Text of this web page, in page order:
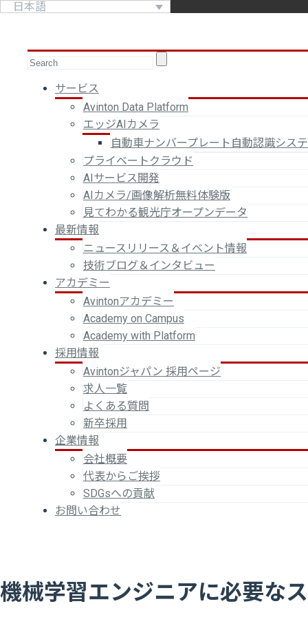
日本語
サービス
Avinton Data Platform
エッジAIカメラ
自動車ナンバープレート自動認識シス
プライベートクラウド
AIサービス開発
AIカメラ/画像解析無料体験版
見てわかる観光庁オープンデータ
最新情報
ニュースリリース＆イベント情報
技術ブログ＆インタビュー
アカデミー
Avintonアカデミー
Academy on Campus
Academy with Platform
採用情報
Avintonジャパン 採用ページ
求人一覧
よくある質問
新卒採用
企業情報
会社概要
代表からご挨拶
SDGsへの貢献
お問い合わせ
機械学習エンジニアに必要な